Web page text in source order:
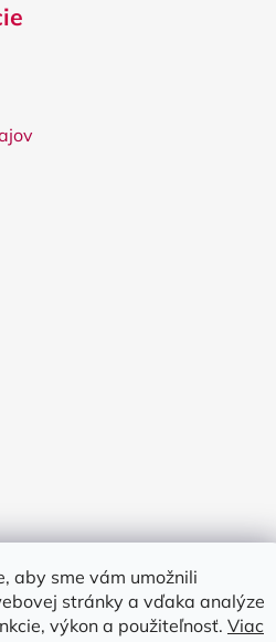
aby sme vám umožnili
stránky a vďaka analýze
výkon a použiteľnosť. Viac